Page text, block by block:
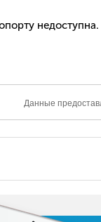
недоступна.